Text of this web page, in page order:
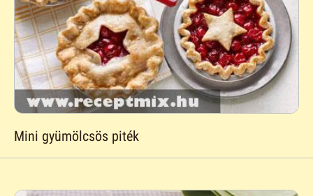
Mini gyümölcsös piték